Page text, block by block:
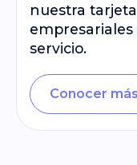
nuestra
empresariales
servicio.
Conocer más